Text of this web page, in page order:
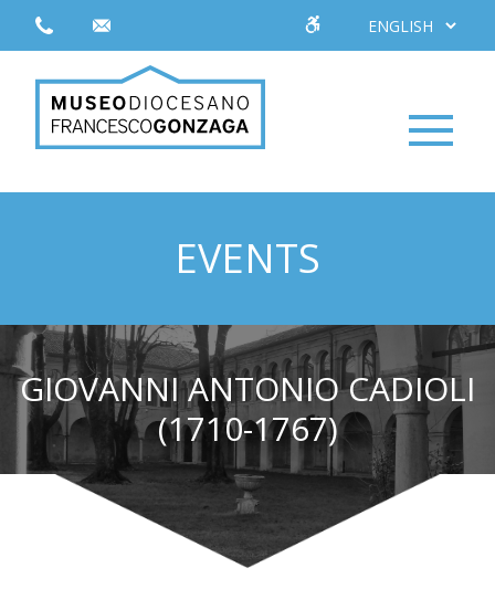
EVENTS
GIOVANNI ANTONIO CADIOLI
(1710-1767)